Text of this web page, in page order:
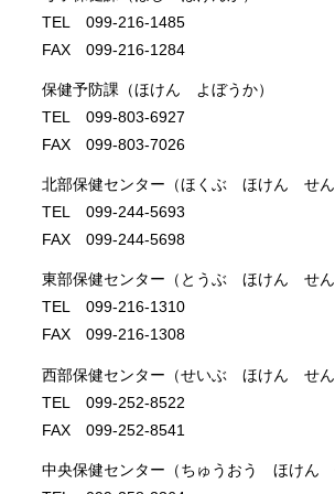
TEL 099-216-1485
FAX 099-216-1284
保健予防課（ほけん よぼうか）
TEL 099-803-6927
FAX 099-803-7026
北部保健センター（ほくぶ ほけん せん
TEL 099-244-5693
FAX 099-244-5698
東部保健センター（とうぶ ほけん せん
TEL 099-216-1310
FAX 099-216-1308
西部保健センター（せいぶ ほけん せん
TEL 099-252-8522
FAX 099-252-8541
中央保健センター（ちゅうおう ほけん